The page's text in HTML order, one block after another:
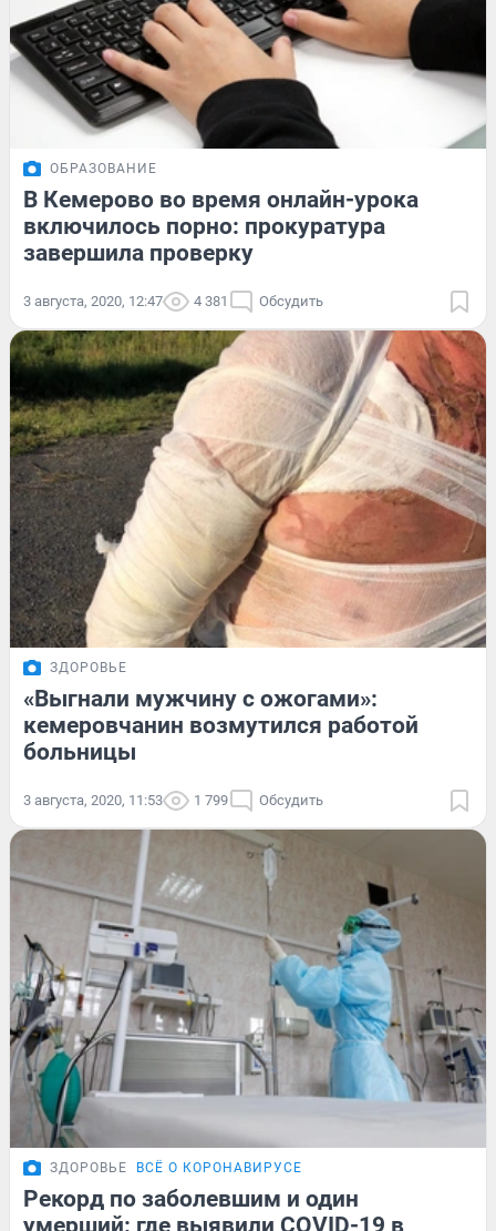
ОБРАЗОВАНИЕ
В Кемерово во время онлайн-урока
включилось порно: прокуратура
завершила проверку
3 августа, 2020, 12:47 4 381 Обсудить
ЗДОРОВЬЕ
«Выгнали мужчину с ожогами»:
кемеровчанин возмутился работой
больницы
3 августа, 2020, 11:53 1 799 Обсудить
ЗДОРОВЬЕ ВСЁ О КОРОНАВИРУСЕ
Рекорд по заболевшим и один
умерший: где выявили COVID-19 в